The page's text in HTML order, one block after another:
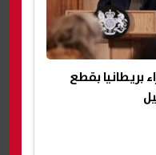
بريطانيا بقطع